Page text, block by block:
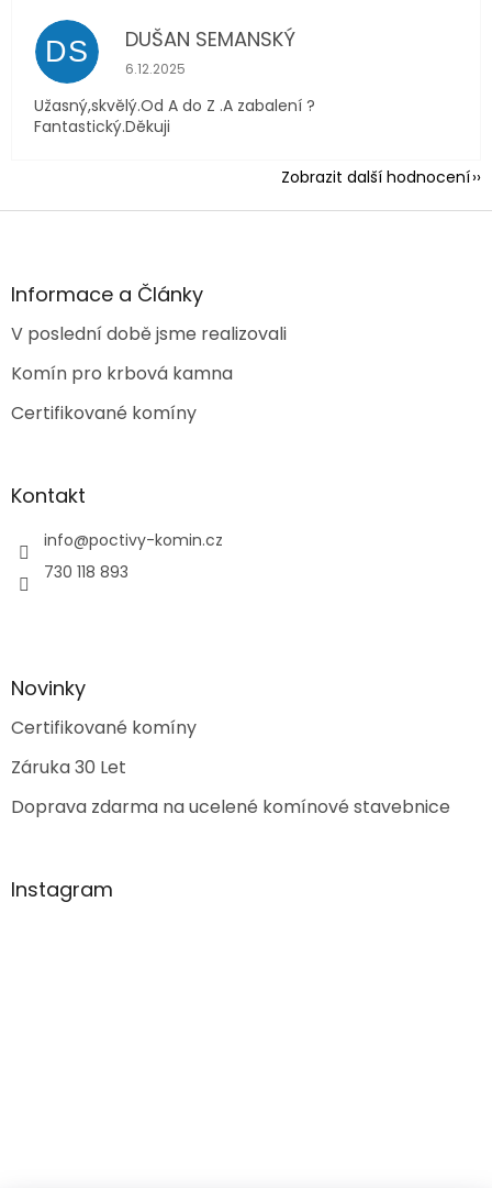
DS DUŠAN SEMANSKÝ
Hodnocení obchodu je 5 z 5 hvězdiček.
6.12.2025
Užasný,skvělý.Od A do Z .A zabalení ?
Fantastický.Děkuji
Zobrazit další hodnocení
Z
aInformace a Články
V poslední době jsme realizovali
Komín pro krbová kamna
Certifikované komíny
Kontakt
info@poctivy-komin.cz
730 118 893
Novinky
Certifikované komíny
Záruka 30 Let
Doprava zdarma na ucelené komínové stavebnice
Instagram